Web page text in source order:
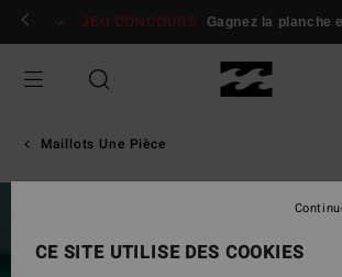
Passer
Se connecter / s'inscrire
JEU CONCOURS Gagnez la planche
Maillots Une Pièce
CE SITE UTILISE DES COOKIES